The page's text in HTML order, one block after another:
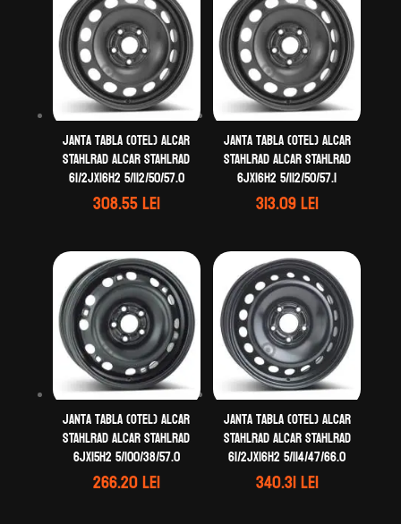
Janta tabla (otel) ALCAR
STAHLRAD ALCAR STAHLRAD
61/2Jx16H2 5/112/50/57.0
308.55lei
Janta tabla (otel) ALCAR
STAHLRAD ALCAR STAHLRAD
6Jx16H2 5/112/50/57.1
313.09lei
Janta tabla (otel) ALCAR
STAHLRAD ALCAR STAHLRAD
6Jx15H2 5/100/38/57.0
266.20lei
Janta tabla (otel) ALCAR
STAHLRAD ALCAR STAHLRAD
61/2Jx16H2 5/114/47/66.0
340.31lei